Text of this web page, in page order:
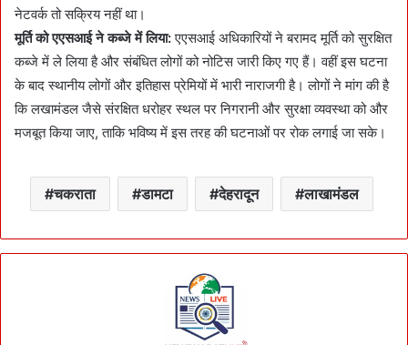
नेटवर्क तो सक्रिय नहीं था।
मूर्ति को एएसआई ने कब्जे में लिया:एएसआई अधिकारियों ने बरामद मूर्ति को सुरक्षित
कब्जे में ले लिया है और संबंधित लोगों को नोटिस जारी किए गए हैं। वहीं इस घटना
के बाद स्थानीय लोगों और इतिहास प्रेमियों में भारी नाराजगी है। लोगों ने मांग की है
कि लखामंडल जैसे संरक्षित धरोहर स्थल पर निगरानी और सुरक्षा व्यवस्था को और
मजबूत किया जाए, ताकि भविष्य में इस तरह की घटनाओं पर रोक लगाई जा सके।
चकराता डामटा देहरादून लाखामंडल